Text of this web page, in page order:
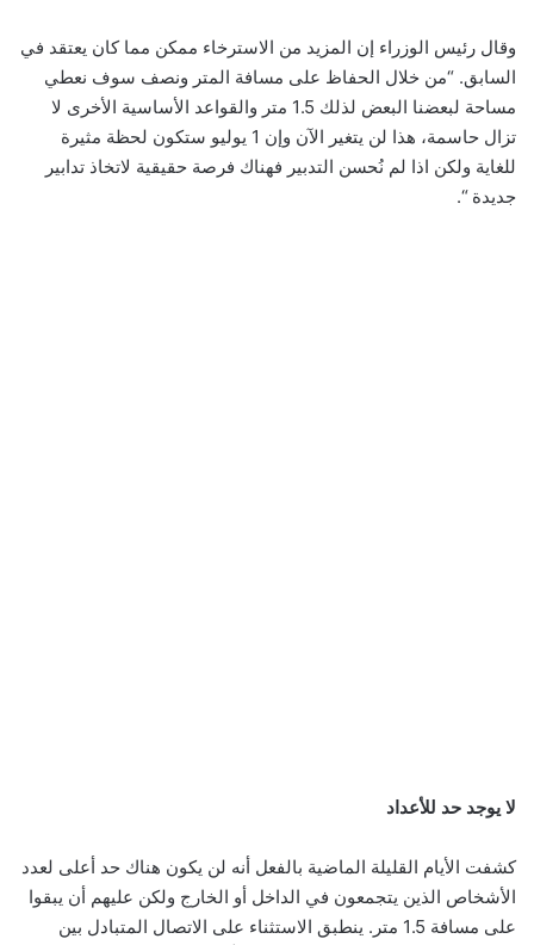
وقال رئيس الوزراء إن المزيد من الاسترخاء ممكن مما كان يعتقد في
السابق. “من خلال الحفاظ على مسافة المتر ونصف سوف نعطي
مساحة لبعضنا البعض لذلك 1.5 متر والقواعد الأساسية الأخرى لا
تزال حاسمة، هذا لن يتغير الآن وإن 1 يوليو ستكون لحظة مثيرة
للغاية ولكن اذا لم نُحسن التدبير فهناك فرصة حقيقية لاتخاذ تدابير
جديدة “.
لا يوجد حد للأعداد
كشفت الأيام القليلة الماضية بالفعل أنه لن يكون هناك حد أعلى لعدد
الأشخاص الذين يتجمعون في الداخل أو الخارج ولكن عليهم أن يبقوا
على مسافة 1.5 متر. ينطبق الاستثناء على الاتصال المتبادل بين